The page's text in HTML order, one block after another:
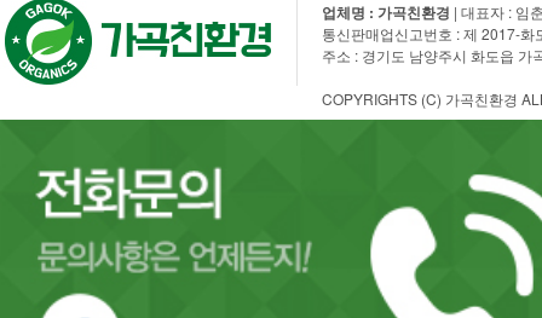
업체명 : 가곡친환경 | 대표자 : 임
통신판매업신고번호 : 제 2017-
주소 : 경기도 남양주시 화도읍
COPYRIGHTS (C) 가곡친환경